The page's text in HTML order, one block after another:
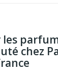
les
chez